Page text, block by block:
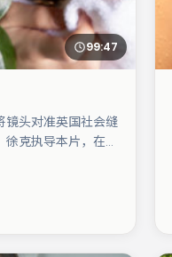
99:47
镜头对准英国社会缝
克执导本片，在场
斗娜等，角色动机
众。节奏紧凑、反